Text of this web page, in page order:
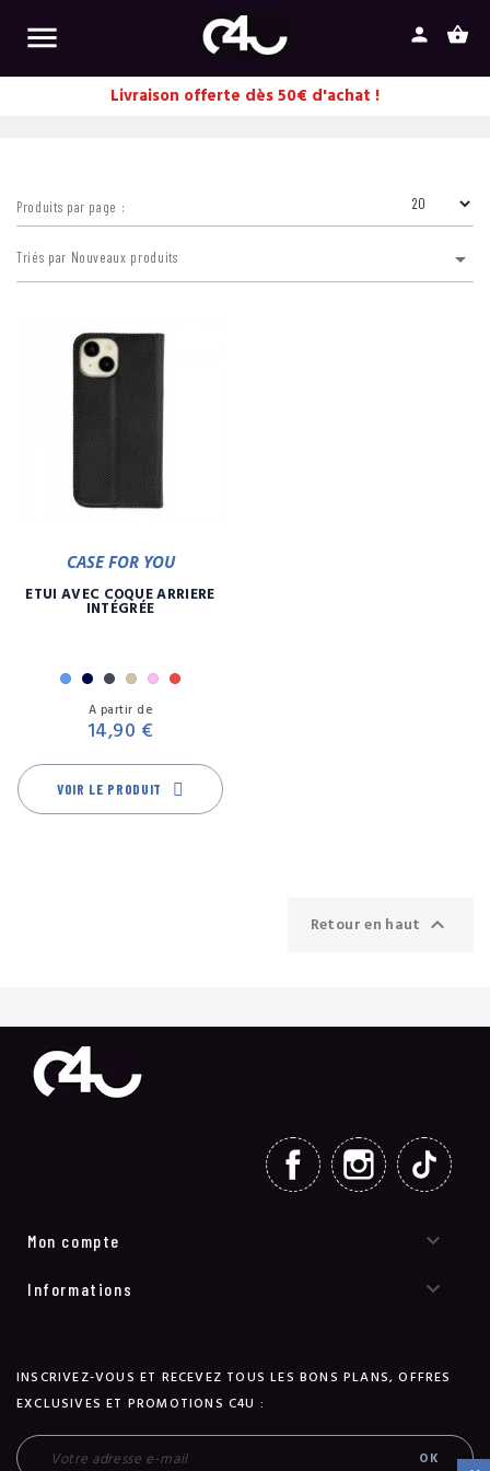
 shopping_basket
person
Livraison offerte dès 50€ d'achat !
Produits par page :
Triés par Nouveaux produits 
CASE FOR YOU
ETUI AVEC COQUE ARRIÈRE
INTÉGRÉE
BleuMarine
NoirOrRoseRouge
A partir de
14,90 €
VOIR LE PRODUIT
Retour en haut 
FACEBOOK INSTAGRAM
Mon compte 
Informations 
INSCRIVEZ-VOUS ET RECEVEZ TOUS LES BONS PLANS, OFFRES
EXCLUSIVES ET PROMOTIONS C4U :